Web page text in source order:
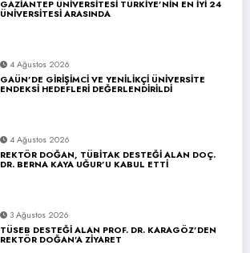
GAZİANTEP ÜNİVERSİTESİ TÜRKİYE’NİN EN İYİ 24
ÜNİVERSİTESİ ARASINDA
4 Ağustos 2026
GAÜN’DE GİRİŞİMCİ VE YENİLİKÇİ ÜNİVERSİTE
ENDEKSİ HEDEFLERİ DEĞERLENDİRİLDİ
4 Ağustos 2026
REKTÖR DOĞAN, TÜBİTAK DESTEĞİ ALAN DOÇ.
DR. BERNA KAYA UĞUR’U KABUL ETTİ
3 Ağustos 2026
TÜSEB DESTEĞİ ALAN PROF. DR. KARAGÖZ’DEN
REKTÖR DOĞAN’A ZİYARET